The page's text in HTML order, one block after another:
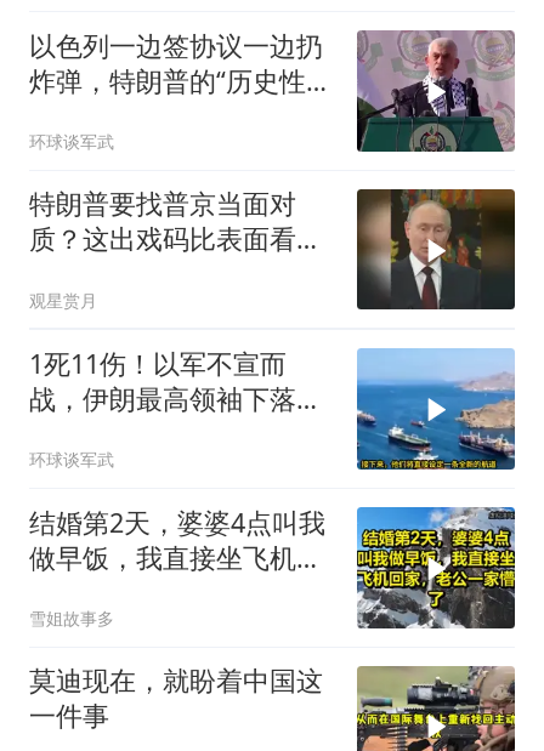
以色列一边签协议一边扔
炸弹，特朗普的“历史性协
环球谈军武
特朗普要找普京当面对
质？这出戏码比表面看起
观星赏月
1死11伤！以军不宣而
战，伊朗最高领袖下落不
环球谈军武
结婚第2天，婆婆4点叫我
做早饭，我直接坐飞机回
雪姐故事多
莫迪现在，就盼着中国这
一件事